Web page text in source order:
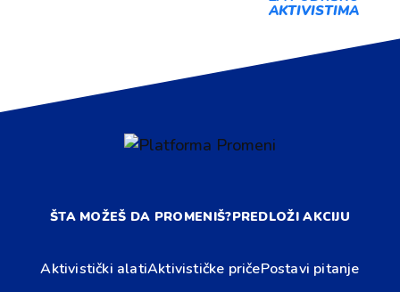
AKTIVISTIMA
ŠTA MOŽEŠ DA PROMENIŠ?PREDLOŽI AKCIJU
Aktivistički alatiAktivističke pričePostavi pitanje